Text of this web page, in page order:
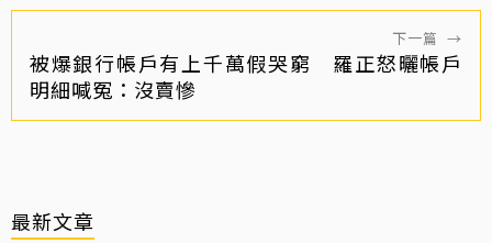
下一篇 →
被爆銀行帳戶有上千萬假哭窮 羅正怒曬帳戶
明細喊冤：沒賣慘
最新文章